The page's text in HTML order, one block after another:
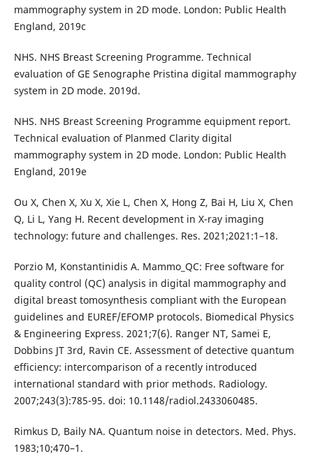
mammography system in 2D mode. London: Public Health
England, 2019c
NHS. NHS Breast Screening Programme. Technical
evaluation of GE Senographe Pristina digital mammography
system in 2D mode. 2019d.
NHS. NHS Breast Screening Programme equipment report.
Technical evaluation of Planmed Clarity digital
mammography system in 2D mode. London: Public Health
England, 2019e
Ou X, Chen X, Xu X, Xie L, Chen X, Hong Z, Bai H, Liu X, Chen
Q, Li L, Yang H. Recent development in X-ray imaging
technology: future and challenges. Res. 2021;2021:1–18.
Porzio M, Konstantinidis A. Mammo_QC: Free software for
quality control (QC) analysis in digital mammography and
digital breast tomosynthesis compliant with the European
guidelines and EUREF/EFOMP protocols. Biomedical Physics
& Engineering Express. 2021;7(6). Ranger NT, Samei E,
Dobbins JT 3rd, Ravin CE. Assessment of detective quantum
efficiency: intercomparison of a recently introduced
international standard with prior methods. Radiology.
2007;243(3):785-95. doi: 10.1148/radiol.2433060485.
Rimkus D, Baily NA. Quantum noise in detectors. Med. Phys.
1983;10;470–1.